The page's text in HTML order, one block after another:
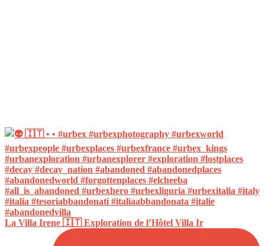
La Villa Irene 🇮🇹 Exploration de l’Hôtel Villa Ir